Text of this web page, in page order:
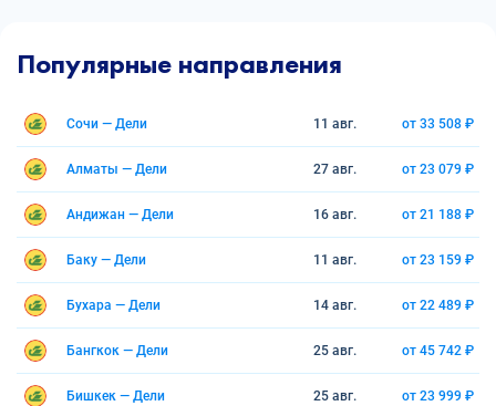
Популярные направления
Сочи — Дели 11 авг. от 33 508 ₽
Алматы — Дели 27 авг. от 23 079 ₽
Андижан — Дели 16 авг. от 21 188 ₽
Баку — Дели 11 авг. от 23 159 ₽
Бухара — Дели 14 авг. от 22 489 ₽
Бангкок — Дели 25 авг. от 45 742 ₽
Бишкек — Дели 25 авг. от 23 999 ₽